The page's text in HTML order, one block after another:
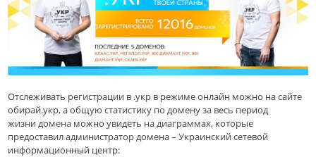
Отслеживать регистрации в .укр в режиме онлайн можно на сайте
обирай.укр, а общую статистику по домену за весь период
жизни домена можно увидеть на диаграммах, которые
предоставил администратор домена – Украинский сетевой
информационный центр: